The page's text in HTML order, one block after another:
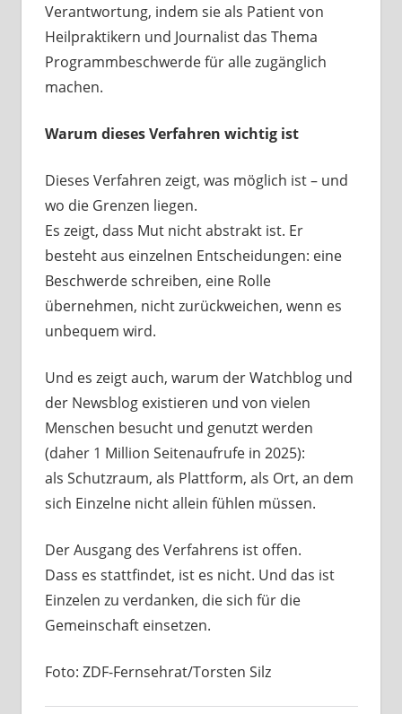
Verantwortung, indem sie als Patient von
Heilpraktikern und Journalist das Thema
Programmbeschwerde für alle zugänglich
machen.
Warum dieses Verfahren wichtig ist
Dieses Verfahren zeigt, was möglich ist – und
wo die Grenzen liegen.
Es zeigt, dass Mut nicht abstrakt ist. Er
besteht aus einzelnen Entscheidungen: eine
Beschwerde schreiben, eine Rolle
übernehmen, nicht zurückweichen, wenn es
unbequem wird.
Und es zeigt auch, warum der Watchblog und
der Newsblog existieren und von vielen
Menschen besucht und genutzt werden
(daher 1 Million Seitenaufrufe in 2025):
als Schutzraum, als Plattform, als Ort, an dem
sich Einzelne nicht allein fühlen müssen.
Der Ausgang des Verfahrens ist offen.
Dass es stattfindet, ist es nicht. Und das ist
Einzelen zu verdanken, die sich für die
Gemeinschaft einsetzen.
Foto: ZDF-Fernsehrat/Torsten Silz